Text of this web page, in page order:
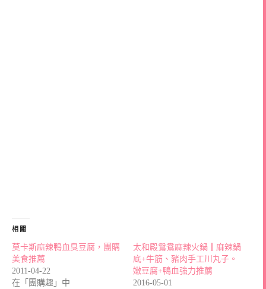
相關
莫卡斯麻辣鴨血臭豆腐，團購
美食推薦
2011-04-22
在「團購趣」中
太和殿鴛鴦麻辣火鍋┃麻辣鍋
底+牛筋、豬肉手工川丸子。
嫩豆腐+鴨血強力推薦
2016-05-01